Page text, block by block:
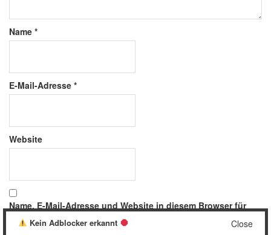
Name *
E-Mail-Adresse *
Website
Name, E-Mail-Adresse und Website in diesem Browser für
meinen nächsten Kommentar speichern.
Close
Kein Adblocker erkannt